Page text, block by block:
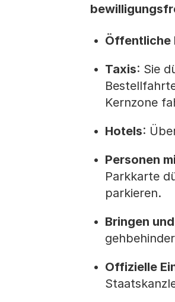
Öffentliche
Taxis: Sie
Kernzone
Hotels:
Personen
Parkkarte
parkieren.
Bringen
Offizielle